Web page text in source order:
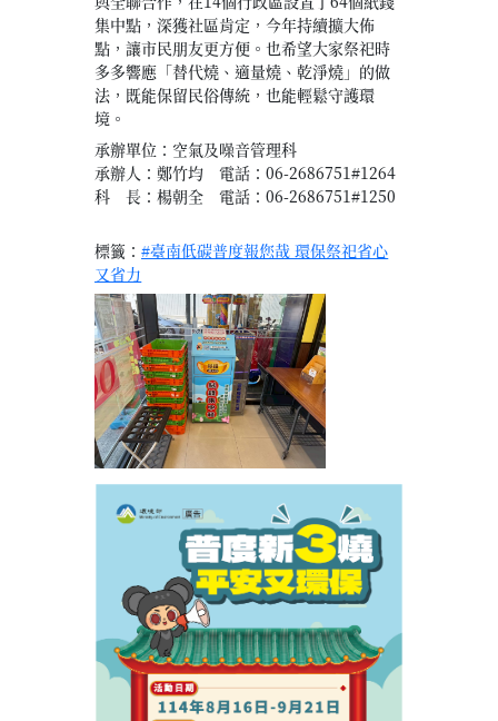
集中點，深獲社區肯定，今年持續擴大佈
點，讓市民朋友更方便。也希望大家祭祀時
多多響應「替代燒、適量燒、乾淨燒」的做
法，既能保留民俗傳統，也能輕鬆守護環
境。
承辦單位：空氣及噪音管理科
承辦人：鄭竹均 電話：06-2686751#1264
科 長：楊朝全 電話：06-2686751#1250
標籤：#臺南低碳普度報您哉 環保祭祀省心
又省力